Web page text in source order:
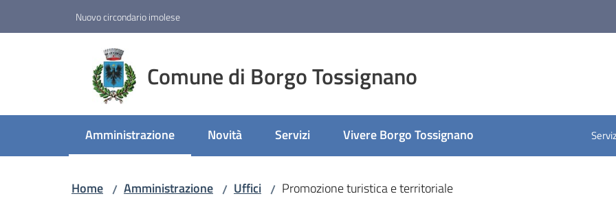
Nuovo circondario imolese
Comune di Borgo Tossignano
Amministrazione
Menu selezionato Novità Servizi Vivere Borgo Tossignano
Home / Amministrazione / Uffici / Promozione turistica e territoriale